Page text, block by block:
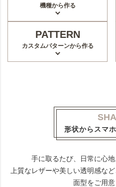
機種から作る
PATTERN
カスタムパターンから作る
形状からスマ
手に取るたび、日常に心地
上質なレザーや美しい透明感な
面型をご用意